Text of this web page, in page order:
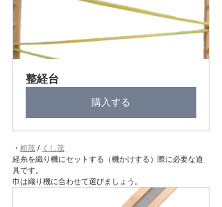
整経台
購入する
・ 粗筬 / くし筬
経糸を織り機にセットする（機かけする）際に必要な道
具です。
巾は織り機に合わせて選びましょう。